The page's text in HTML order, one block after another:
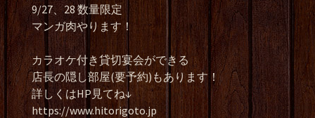
9/27、28 数量限定
マンガ肉やります！
カラオケ付き貸切宴会ができる
店長の隠し部屋(要予約)もあります！
詳しくはHP見てね↓
https://www.hitorigoto.jp